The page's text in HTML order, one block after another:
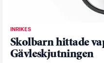
INRIKES
Skolbarn hittade
Gävleskjutningen